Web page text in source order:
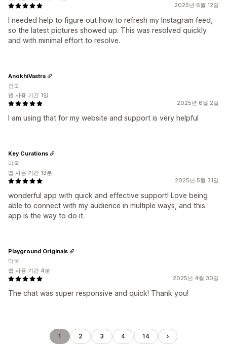
2025년 6월 12일
I needed help to figure out how to refresh my Instagram feed,
so the latest pictures showed up. This was resolved quickly
and with minimal effort to resolve.
2025년 6월 2일
I am using that for my website and support is very helpful
AnokhiVastra
인도
앱 사용 기간 1일
2025년 5월 31일
wonderful app with quick and effective support! Love being
able to connect with my audience in multiple ways, and this
app is the way to do it.
Key Curations
미국
앱 사용 기간 13분
2025년 4월 30일
The chat was super responsive and quick! Thank you!
Playground Originals
미국
앱 사용 기간 4분
1 2 3 4 14